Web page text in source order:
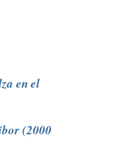
en el
(2000